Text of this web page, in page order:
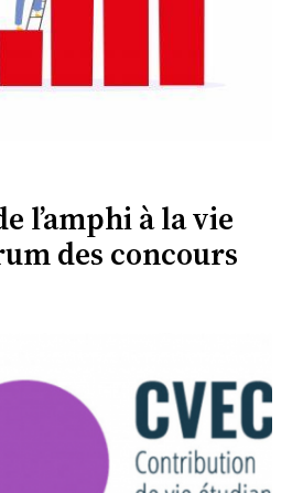
l’amphi à la vie
des concours